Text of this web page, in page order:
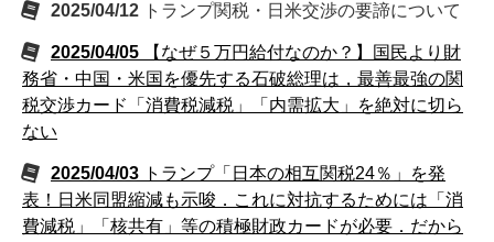
2025/04/12 トランプ関税・日米交渉の要諦について
2025/04/05
【なぜ５万円給付なのか？】国民より財
務省・中国・米国を優先する石破総理は，最善最強の関
税交渉カード「消費税減税」「内需拡大」を絶対に切ら
ない
2025/04/03 トランプ「日本の相互関税24％」を発
表！日米同盟縮減も示唆．これに対抗するためには「消
費減税」「核共有」等の積極財政カードが必要．だから